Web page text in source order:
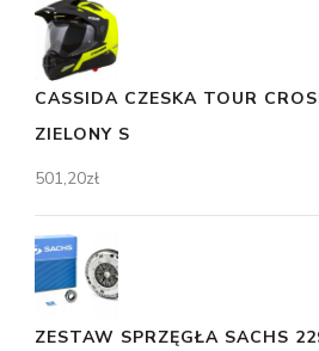
CASSIDA CZESKA TOUR
ZIELONY S
501,20zł
ZESTAW SPRZĘGŁA SACHS